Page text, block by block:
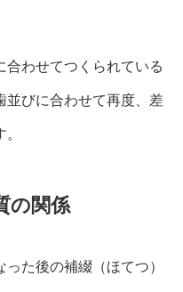
合わせてつくられている
並びに合わせて再度、差
の関係
た後の補綴（ほてつ）